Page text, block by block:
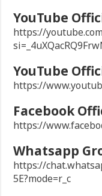
YouTube
https://
YouTube
https://
Facebook
https://
Whatsapp
https://
5E?mode=r_c